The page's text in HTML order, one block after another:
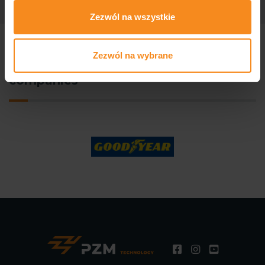
Zezwól na wszystkie
Zezwól na wybrane
companies